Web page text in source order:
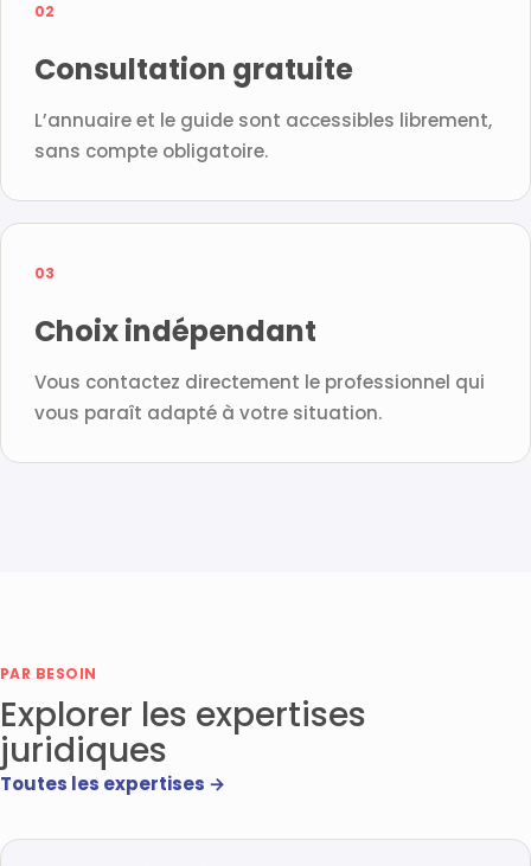
02
Consultation gratuite
L’annuaire et le guide sont accessibles librement,
sans compte obligatoire.
03
Choix indépendant
Vous contactez directement le professionnel qui
vous paraît adapté à votre situation.
PAR BESOIN
Explorer les expertises
juridiques
Toutes les expertises →